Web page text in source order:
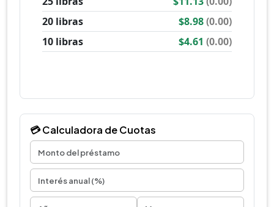
💳 Calculadora de Cuotas